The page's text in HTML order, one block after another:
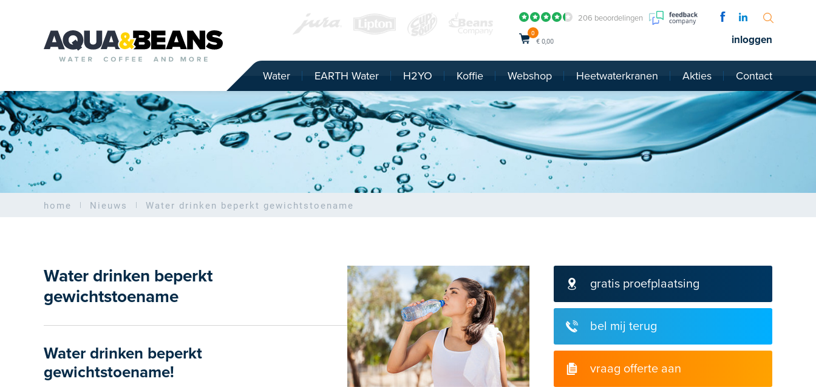
206 beoordelingen
0
€ 0,00 inloggen
Water EARTH Water H2YO Koffie Webshop Heetwaterkranen Akties Contact
home Nieuws Water drinken beperkt gewichtstoename
Water drinken beperkt
gewichtstoename
Water drinken beperkt
gewichtstoename!
gratis proefplaatsing
bel mij terug
vraag offerte aan